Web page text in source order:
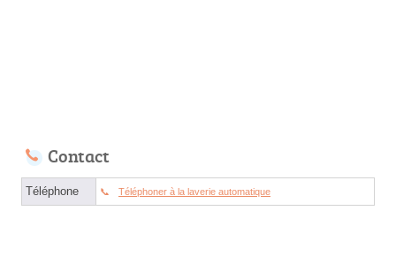
Contact
Téléphone Téléphoner à la laverie automatique